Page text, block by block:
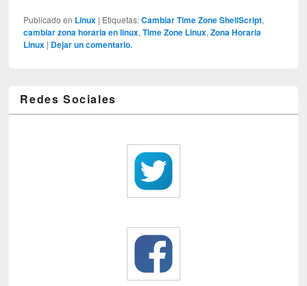
Publicado en Linux | Etiquetas: Cambiar Time Zone ShellScript,
cambiar zona horaria en linux,Time Zone Linux,Zona Horaria
Linux | Dejar un comentario.
Redes Sociales